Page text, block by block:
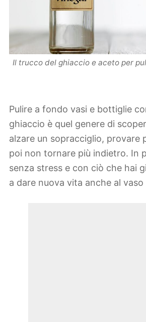
Il trucco del ghiaccio e aceto per
Pulire a fondo vasi e bottiglie
ghiaccio è quel genere di
alzare un sopracciglio, provare
poi non tornare più indietro. In
senza stress e con ciò che hai
a dare nuova vita anche al